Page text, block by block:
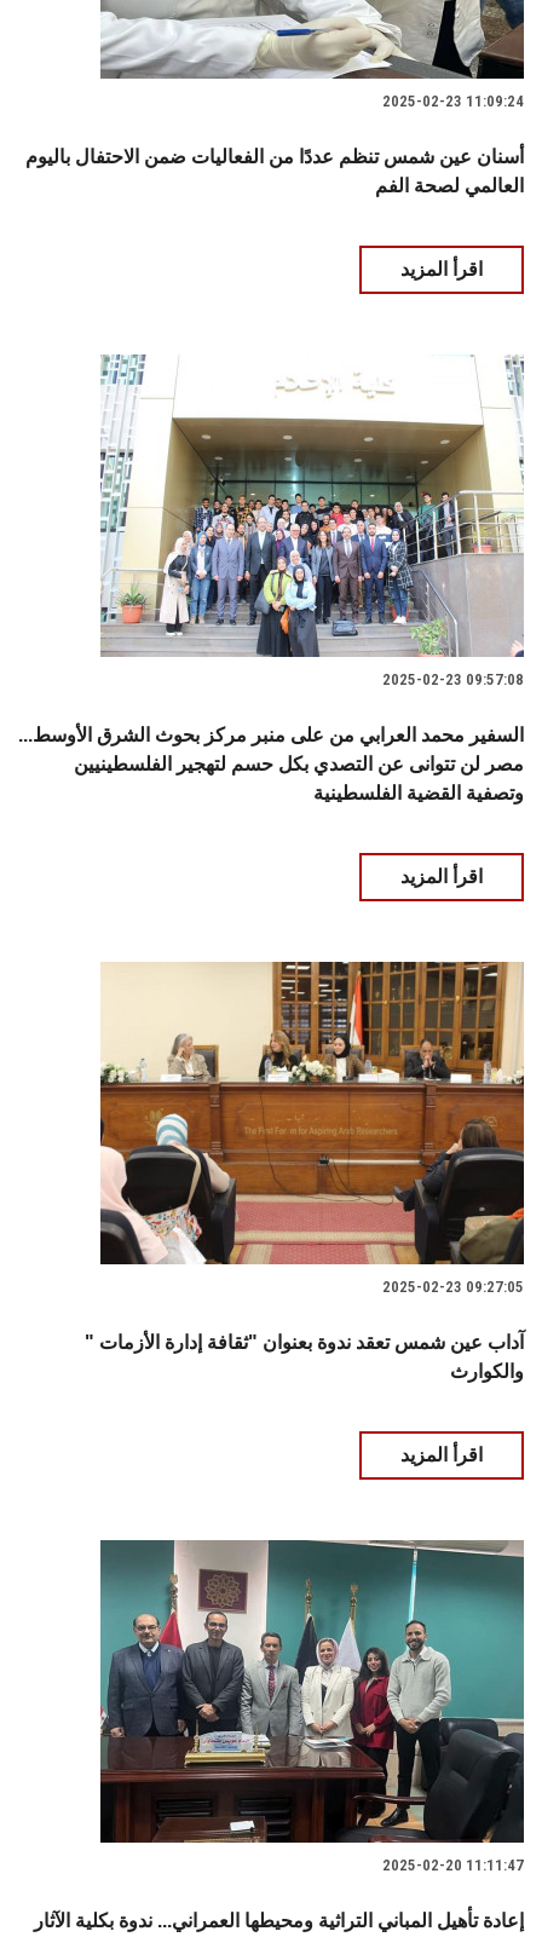
2025-02-23 11:09:24
أسنان عين شمس تنظم عددًا من الفعاليات ضمن الاحتفال باليوم
العالمي لصحة الفم
اقرأ المزيد
2025-02-23 09:57:08
السفير محمد العرابي من على منبر مركز بحوث الشرق الأوسط...
مصر لن تتوانى عن التصدي بكل حسم لتهجير الفلسطينيين
وتصفية القضية الفلسطينية
اقرأ المزيد
2025-02-23 09:27:05
" آداب عين شمس تعقد ندوة بعنوان "ثقافة إدارة الأزمات
والكوارث
اقرأ المزيد
2025-02-20 11:11:47
إعادة تأهيل المباني التراثية ومحيطها العمراني... ندوة بكلية الآثار